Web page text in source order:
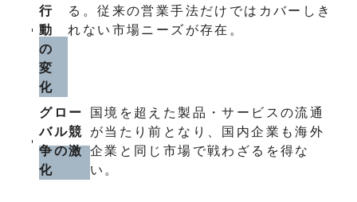
行
動
の
変
化
る。従来の営業手法だけではカバーしき
れない市場ニーズが存在。
グロー
バル競
争の激
化
国境を超えた製品・サービスの流通
が当たり前となり、国内企業も海外
企業と同じ市場で戦わざるを得な
い。